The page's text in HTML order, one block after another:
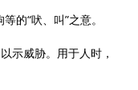
的“吠、叫”之意。
示威胁。用于人时，